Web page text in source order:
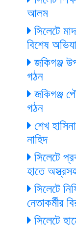
আলম
সিলেটে
বিশেষ
জকিগঞ্জ
গঠন
জকিগঞ্জ
গঠন
শেখ
নাহিদ
সিলেটে
হাতে
সিলেটে
নেতাকর্মীর
সিলেটে